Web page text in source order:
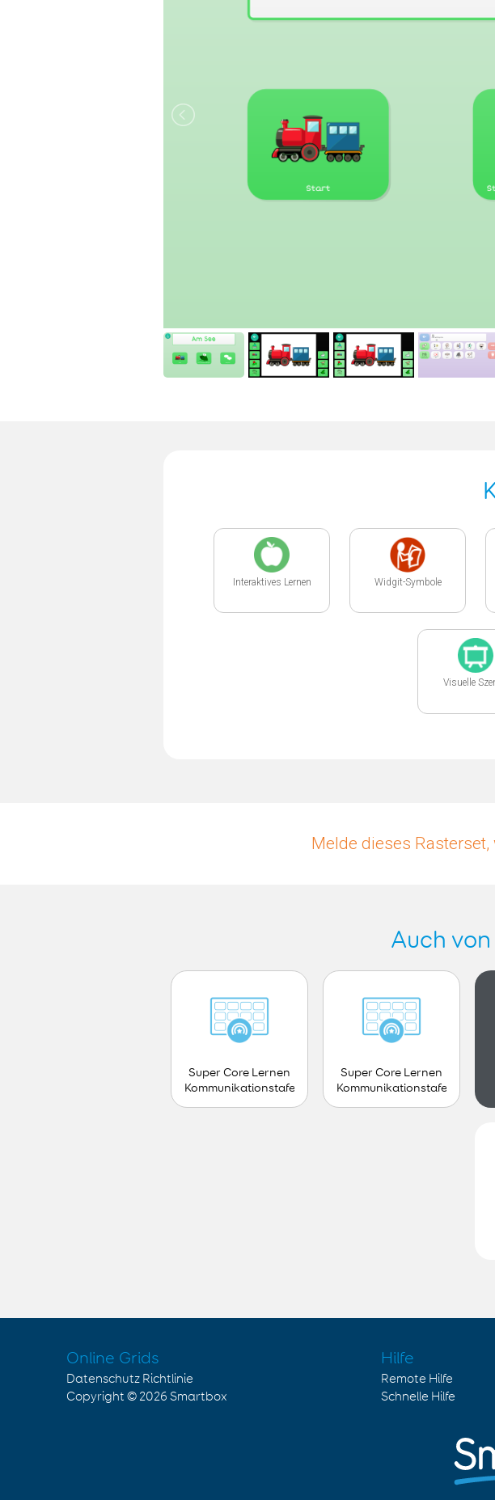
Interaktives Lernen Widgit-Symbole
Visuelle
Melde dieses
Auch
Super Core Lernen
Kommunikationstafel
Super Core Lernen
Kommunikationstafel
Online Grids
Datenschutz Richtlinie
Copyright © 2026 Smartbox
Hilfe
Remote Hilfe
Schnelle Hilfe